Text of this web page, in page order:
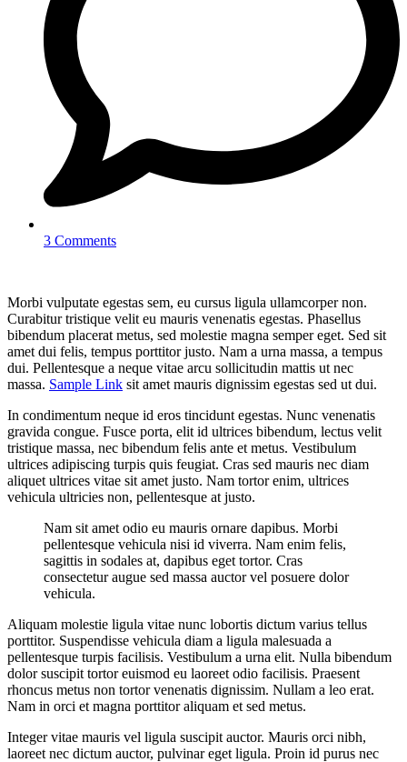
3 Comments
Morbi vulputate egestas sem, eu cursus ligula ullamcorper non.
Curabitur tristique velit eu mauris venenatis egestas. Phasellus
bibendum placerat metus, sed molestie magna semper eget. Sed sit
amet dui felis, tempus porttitor justo. Nam a urna massa, a tempus
dui. Pellentesque a neque vitae arcu sollicitudin mattis ut nec
massa. Sample Link sit amet mauris dignissim egestas sed ut dui.
In condimentum neque id eros tincidunt egestas. Nunc venenatis
gravida congue. Fusce porta, elit id ultrices bibendum, lectus velit
tristique massa, nec bibendum felis ante et metus. Vestibulum
ultrices adipiscing turpis quis feugiat. Cras sed mauris nec diam
aliquet ultrices vitae sit amet justo. Nam tortor enim, ultrices
vehicula ultricies non, pellentesque at justo.
Nam sit amet odio eu mauris ornare dapibus. Morbi
pellentesque vehicula nisi id viverra. Nam enim felis,
sagittis in sodales at, dapibus eget tortor. Cras
consectetur augue sed massa auctor vel posuere dolor
vehicula.
Aliquam molestie ligula vitae nunc lobortis dictum varius tellus
porttitor. Suspendisse vehicula diam a ligula malesuada a
pellentesque turpis facilisis. Vestibulum a urna elit. Nulla bibendum
dolor suscipit tortor euismod eu laoreet odio facilisis. Praesent
rhoncus metus non tortor venenatis dignissim. Nullam a leo erat.
Nam in orci et magna porttitor aliquam et sed metus.
Integer vitae mauris vel ligula suscipit auctor. Mauris orci nibh,
laoreet nec dictum auctor, pulvinar eget ligula. Proin id purus nec